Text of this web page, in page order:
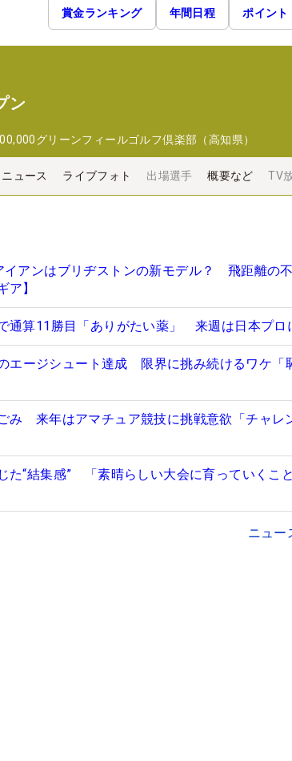
賞金ランキング 年間日程 ポイント
ン
グリーンフィールゴルフ倶楽部（高知県）
ニュース ライブフォト 出場選手 概要など TV
イアンはブリヂストンの新モデル？ 飛距離の
ア】
通算11勝目「ありがたい薬」 来週は日本プロ
エージシュート達成 限界に挑み続けるワケ「
み 来年はアマチュア競技に挑戦意欲「チャレ
た“結集感” 「素晴らしい大会に育っていくこ
ニュー